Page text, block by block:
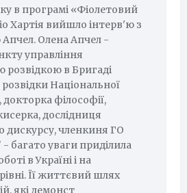
в програмі «Фіолетовий
Хартія вийшло інтерв'ю з
Олена Апчел -
управління
розвідкою в Бригаді
розвідки Національної
докторка філософії,
дослідниця
дискурсу, членкиня ГО
багато уваги приділила
в Україні і на
Її життєвий шлях
які демонст